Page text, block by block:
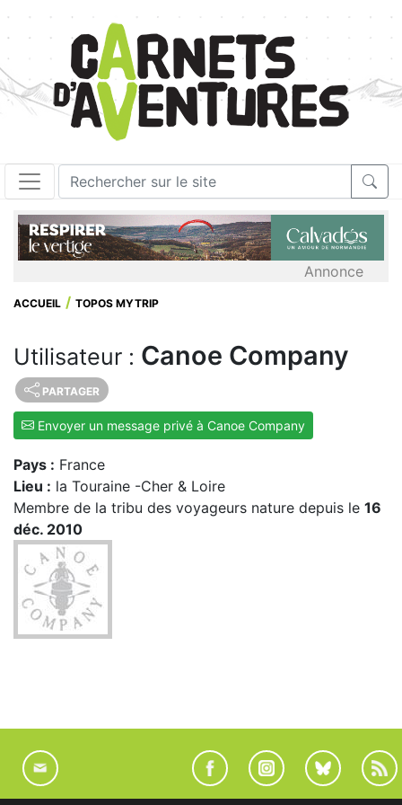
Annonce
ACCUEIL TOPOS MYTRIP
Utilisateur : Canoe Company
PARTAGER
Envoyer un message privé à Canoe Company
Pays : France
Lieu : la Touraine -Cher & Loire
Membre de la tribu des voyageurs nature depuis le 16
déc. 2010